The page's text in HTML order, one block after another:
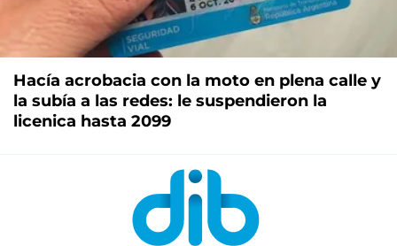
Hacía acrobacia con la moto en plena calle y
la subía a las redes: le suspendieron la
licenica hasta 2099